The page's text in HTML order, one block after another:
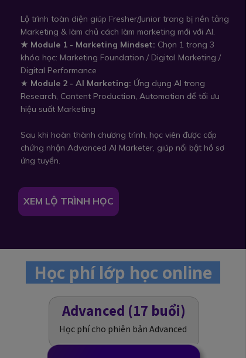
XEM LỘ TRÌNH HỌC
Lộ trình toàn diện giúp Fresher/Junior trang bị nền tảng
Marketing & làm chủ cách làm marketing mới với AI.
★ Module 1 - Marketing Mindset: Chọn 1 trong 3
khóa học: Marketing Foundation / Digital Marketing /
Digital Performance
★ Module 2 - AI Marketing: Ứng dụng AI trong
Research, Content Production, Automation để tối ưu
hiệu suất Marketing
Sau khi hoàn thành chương trình, học viên được cấp
chứng nhận Advanced AI Marketer, giúp nổi bật hồ sơ
ứng tuyển.
Học phí lớp học online
Học phí cho phiên bản Advanced
Advanced (17 buổi)